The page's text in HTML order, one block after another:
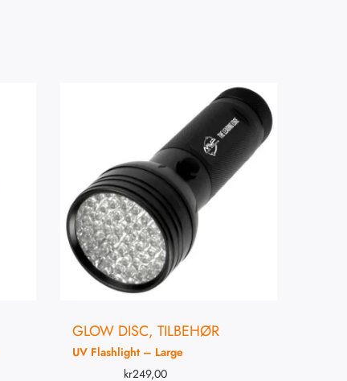
GLOW DISC, TILBEHØR
UV Flashlight – Large
kr249,00